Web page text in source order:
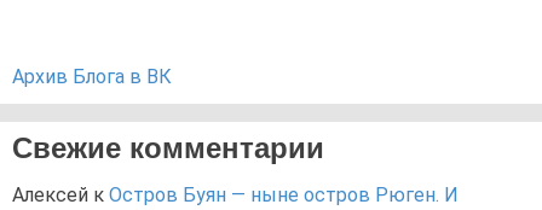
Архив Блога в ВК
Свежие комментарии
Алексей к Остров Буян — ныне остров Рюген. И